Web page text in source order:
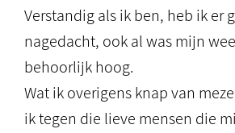
Verstandig als ik ben, heb ik er
nagedacht, ook al was mijn
behoorlijk hoog.
Wat ik overigens knap van
ik tegen die lieve mensen die